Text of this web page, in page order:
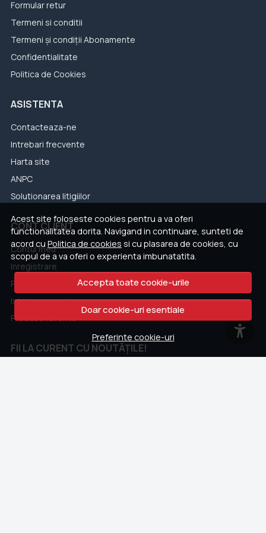
Acest site foloseste cookies pentru a va oferi
functionalitatea dorita. Navigand in continuare, sunteti de
acord cu Politica de cookies si cu plasarea de cookies, cu
scopul de a va oferi o experienta imbunatatita.
Accepta toate cookie-urile
Doar cookie-uri esentiale
Preferinte cookie-uri
Formular retur
Termeni si conditii
Termeni și condiții Abonamente
Confidentialitate
Politica de Cookies
ASISTENTA
Contacteaza-ne
Intrebari frecvente
Harta site
ANPC
Solutionarea litigiilor
CONT CLIENT
Contul meu
Inregistrare
Recuperare parola
Istoric comenzi
Produse favorite
FII LA CURENT CU NOUTĂȚILE!